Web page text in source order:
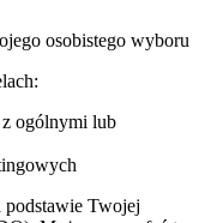
osobistego wyboru
z ogólnymi lub
podstawie Twojej